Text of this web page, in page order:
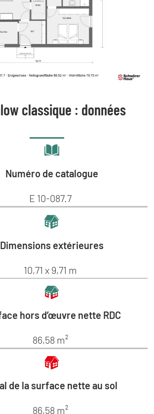
classique : données
Numéro de catalogue
E 10-087.7
Dimensions extérieures
10,71 x 9,71 m
hors d’œuvre nette RDC
86,58 m²
de la surface nette au sol
86,58 m²